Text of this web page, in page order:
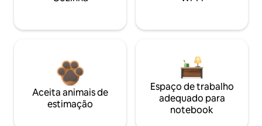
Aceita animais de
estimação
Espaço de trabalho
adequado para
notebook